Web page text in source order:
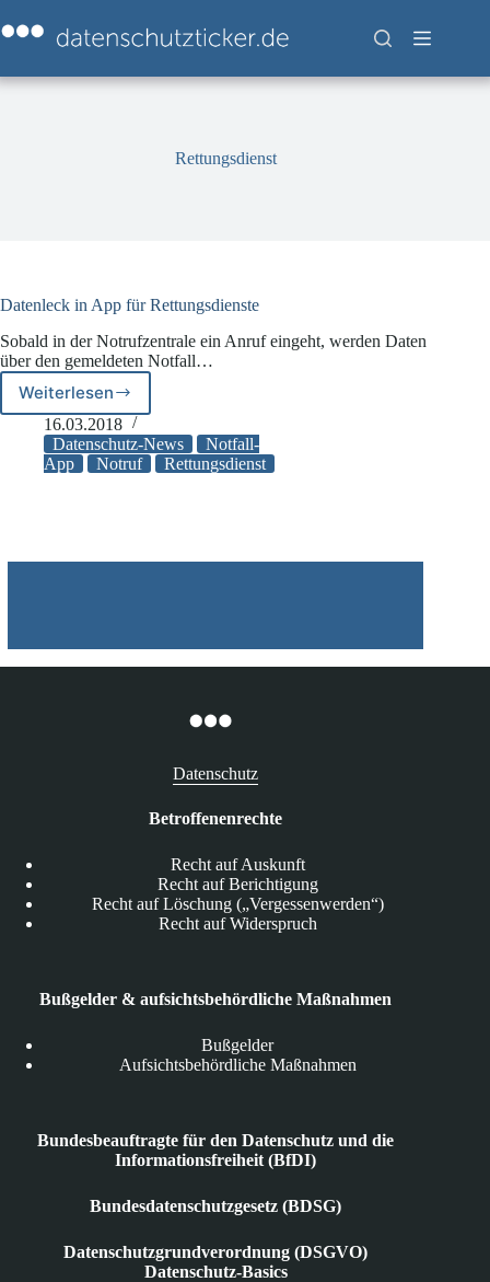
Inhalt
springen
Rettungsdienst
Datenleck in App für Rettungsdienste
Sobald in der Notrufzentrale ein Anruf eingeht, werden Daten
über den gemeldeten Notfall…
Weiterlesen
Datenleck
in
App
für
16.03.2018
Datenschutz-News
Notfall-
App
Notruf Rettungsdienst
Datenschutz
Betroffenenrechte
Recht auf Auskunft
Recht auf Berichtigung
Recht auf Löschung („Vergessenwerden“)
Recht auf Widerspruch
Bußgelder & aufsichtsbehördliche Maßnahmen
Bußgelder
Aufsichtsbehördliche Maßnahmen
Bundesbeauftragte für den Datenschutz und die
Informationsfreiheit (BfDI)
Bundesdatenschutzgesetz (BDSG)
Datenschutzgrundverordnung (DSGVO)
Datenschutz-Basics